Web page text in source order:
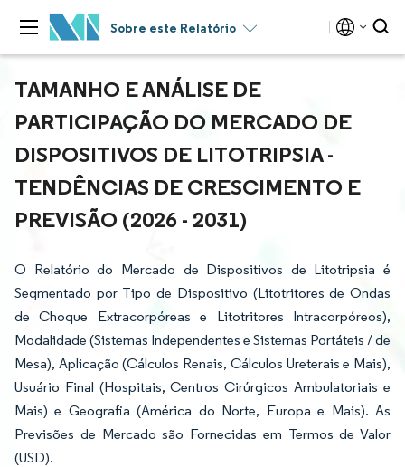
Sobre este Relatório
TAMANHO E ANÁLISE DE
PARTICIPAÇÃO DO MERCADO DE
DISPOSITIVOS DE LITOTRIPSIA -
TENDÊNCIAS DE CRESCIMENTO E
PREVISÃO (2026 - 2031)
O Relatório do Mercado de Dispositivos de Litotripsia é
Segmentado por Tipo de Dispositivo (Litotritores de Ondas
de Choque Extracorpóreas e Litotritores Intracorpóreos),
Modalidade (Sistemas Independentes e Sistemas Portáteis / de
Mesa), Aplicação (Cálculos Renais, Cálculos Ureterais e Mais),
Usuário Final (Hospitais, Centros Cirúrgicos Ambulatoriais e
Mais) e Geografia (América do Norte, Europa e Mais). As
Previsões de Mercado são Fornecidas em Termos de Valor
(USD).